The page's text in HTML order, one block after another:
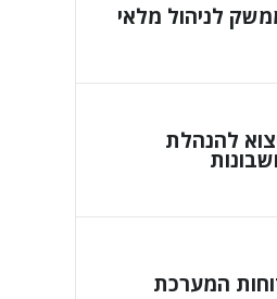
לניהול מלאי
להנהלת
המערכת